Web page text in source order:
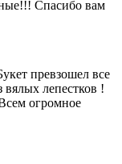
Спасибо вам
превзошел все
лепестков !
огромное